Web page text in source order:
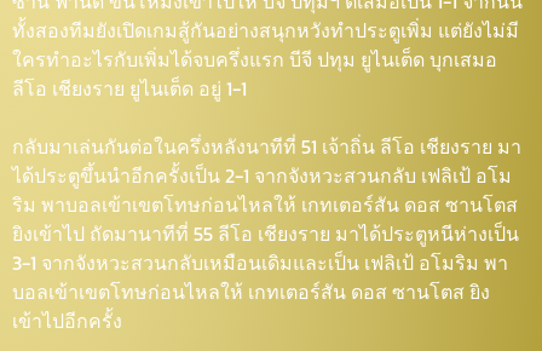
ทั้งสองทีมยังเปิดเกมสู้กันอย่างสนุกหวังทำประตูเพิ่ม แต่ยังไม่มี
ใครทำอะไรกับเพิ่มได้จบครึ่งแรก บีจี ปทุม ยูไนเต็ด บุกเสมอ
ลีโอ เชียงราย ยูไนเต็ด อยู่ 1-1
กลับมาเล่นกันต่อในครึ่งหลังนาทีที่ 51 เจ้าถิ่น ลีโอ เชียงราย มา
ได้ประตูขึ้นนำอีกครั้งเป็น 2-1 จากจังหวะสวนกลับ เฟลิเป้ อโม
ริม พาบอลเข้าเขตโทษก่อนไหลให้ เกทเตอร์สัน ดอส ซานโตส
ยิงเข้าไป ถัดมานาทีที่ 55 ลีโอ เชียงราย มาได้ประตูหนีห่างเป็น
3-1 จากจังหวะสวนกลับเหมือนเดิมและเป็น เฟลิเป้ อโมริม พา
บอลเข้าเขตโทษก่อนไหลให้ เกทเตอร์สัน ดอส ซานโตส ยิง
เข้าไปอีกครั้ง